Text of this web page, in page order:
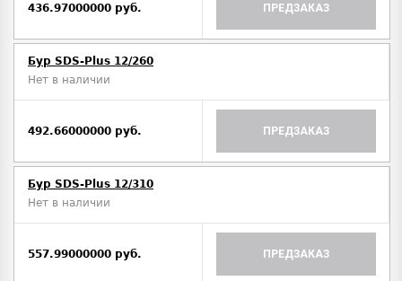
436.97000000 руб. ПРЕДЗАКАЗ
Бур SDS-Plus 12/260
Нет в наличии
492.66000000 руб. ПРЕДЗАКАЗ
Бур SDS-Plus 12/310
Нет в наличии
557.99000000 руб. ПРЕДЗАКАЗ